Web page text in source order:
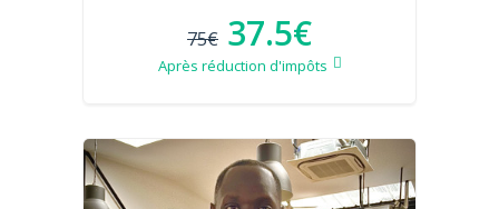
75€ 37.5€
Après réduction d'impôts